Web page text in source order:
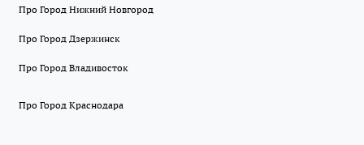
Про Город Нижний Новгород
Про Город Дзержинск
Про Город Владивосток
Про Город Краснодара